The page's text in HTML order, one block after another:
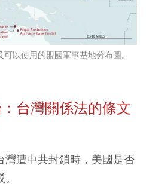
以使用的盟國軍事基地分布圖。
台灣關係法的條文
灣遭中共封鎖時，美國是否